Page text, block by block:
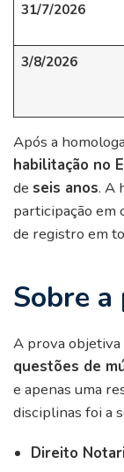
31/7/2026
3/8/2026
Após a
habilitação no
de seis anos. A
participação em
de registro em
Sobre a
A prova
questões de
e apenas uma
disciplinas foi a
Direito